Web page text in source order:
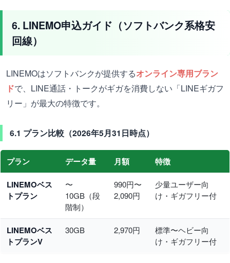
6. LINEMO申込ガイド（ソフトバンク系格安
回線）
LINEMOはソフトバンクが提供するオンライン専用ブラン
ドで、LINE通話・トークがギガを消費しない「LINEギガフ
リー」が最大の特徴です。
6.1 プラン比較（2026年5月31日時点）
プラン データ量 月額 特徴
LINEMOベス
トプラン
〜
10GB（段
階制）
990円〜
2,090円
少量ユーザー向
け・ギガフリー付
LINEMOベス
トプランV
30GB 2,970円
標準〜ヘビー向
け・ギガフリー付